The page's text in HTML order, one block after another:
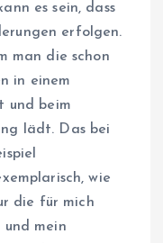
es sein, dass
erfolgen.
man die schon
in einem
und beim
lädt. Das bei
wie
die für mich
mein